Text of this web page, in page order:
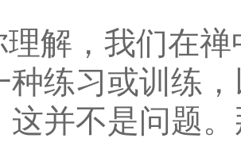
理解，我们在
种练习或训练
这并不是问题